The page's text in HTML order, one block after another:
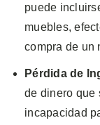
puede
muebles,
compra de un
Pérdida de
de dinero que
incapacidad